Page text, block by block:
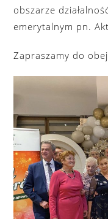
obszarze
emerytalnym pn.
Zapraszamy do